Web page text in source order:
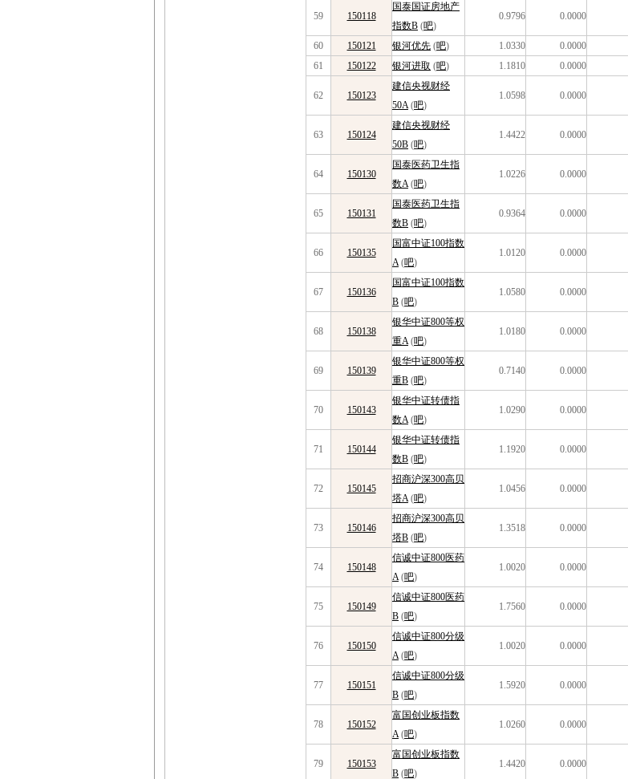
59 150118
国泰国证房地产
指数B (吧)
0.9796 0.0000
60 150121 银河优先 (吧) 1.0330 0.0000
61
150122 银河进取 (吧) 1.1810 0.0000
62 150123
建信央视财经
50A(吧)
1.0598 0.0000
63 150124
建信央视财经
50B (吧)
1.4422 0.0000
64 150130
国泰医药卫生指
数A(吧)
1.0226 0.0000
65 150131
国泰医药卫生指
数B (吧)
0.9364 0.0000
66 150135
国富中证100指数
A(吧)
1.0120 0.0000
67 150136
国富中证100指数
B (吧)
1.0580 0.0000
68 150138
银华中证800等权
重A(吧)
1.0180 0.0000
69 150139
银华中证800等权
重B (吧)
0.7140 0.0000
70 150143
银华中证转债指
数A(吧)
1.0290 0.0000
71 150144
银华中证转债指
数B (吧)
1.1920 0.0000
72 150145
招商沪深300高贝
塔A(吧)
1.0456 0.0000
73 150146
招商沪深300高贝
塔B (吧)
1.3518 0.0000
74 150148
信诚中证800医药
A(吧)
1.0020 0.0000
75 150149
信诚中证800医药
B (吧)
1.7560 0.0000
76 150150
信诚中证800分级
A(吧)
1.0020 0.0000
77 150151
信诚中证800分级
B (吧)
1.5920 0.0000
78 150152
富国创业板指数
A(吧)
1.0260 0.0000
79 150153
富国创业板指数
B (吧)
1.4420 0.0000